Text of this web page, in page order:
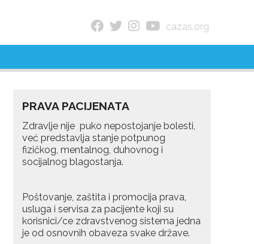
cazas.org
PRAVA PACIJENATA
Zdravlje nije puko nepostojanje bolesti,
već predstavlja stanje potpunog
fizičkog, mentalnog, duhovnog i
socijalnog blagostanja.
Poštovanje, zaštita i promocija prava,
usluga i servisa za pacijente koji su
korisnici/ce zdravstvenog sistema jedna
je od osnovnih obaveza svake države.